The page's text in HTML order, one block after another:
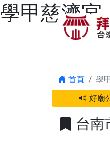
學甲慈濟
首頁
學
好廟
台南